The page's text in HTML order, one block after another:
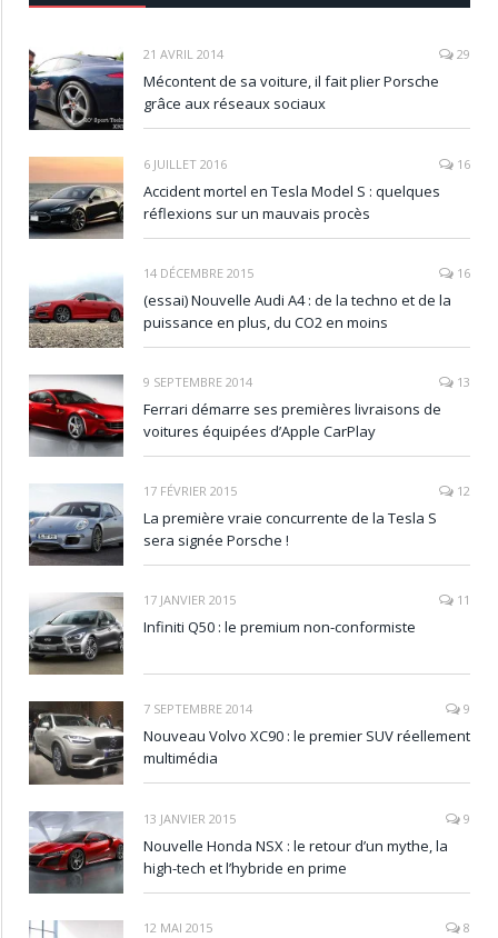
21 AVRIL 2014 29
Mécontent de sa voiture, il fait plier Porsche
grâce aux réseaux sociaux
6 JUILLET 2016 16
Accident mortel en Tesla Model S : quelques
réflexions sur un mauvais procès
14 DÉCEMBRE 2015 16
(essai) Nouvelle Audi A4 : de la techno et de la
puissance en plus, du CO2 en moins
9 SEPTEMBRE 2014 13
Ferrari démarre ses premières livraisons de
voitures équipées d’Apple CarPlay
17 FÉVRIER 2015 12
La première vraie concurrente de la Tesla S
sera signée Porsche !
17 JANVIER 2015 11
Infiniti Q50 : le premium non-conformiste
7 SEPTEMBRE 2014 9
Nouveau Volvo XC90 : le premier SUV réellement
multimédia
13 JANVIER 2015 9
Nouvelle Honda NSX : le retour d’un mythe, la
high-tech et l’hybride en prime
12 MAI 2015 8